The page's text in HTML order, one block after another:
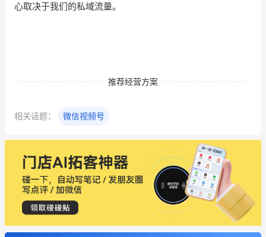
心取决于我们的私域流量。
推荐经营方案
相关话题： 微信视频号